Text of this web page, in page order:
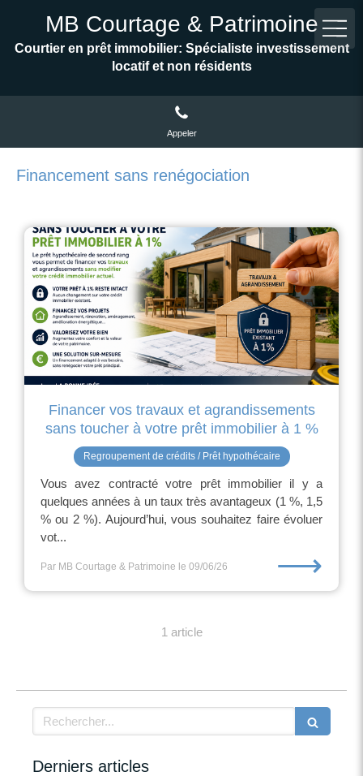
MB Courtage & Patrimoine
Courtier en prêt immobilier: Spécialiste investissement
locatif et non résidents
Appeler
Financement sans renégociation
Financer vos travaux et agrandissements
sans toucher à votre prêt immobilier à 1 %
Regroupement de crédits / Prêt hypothécaire
Vous avez contracté votre prêt immobilier il y a
quelques années à un taux très avantageux (1 %, 1,5
% ou 2 %). Aujourd’hui, vous souhaitez faire évoluer
vot...
Par MB Courtage & Patrimoine le 09/06/26 ⟶
1 article
Rechercher
Derniers articles